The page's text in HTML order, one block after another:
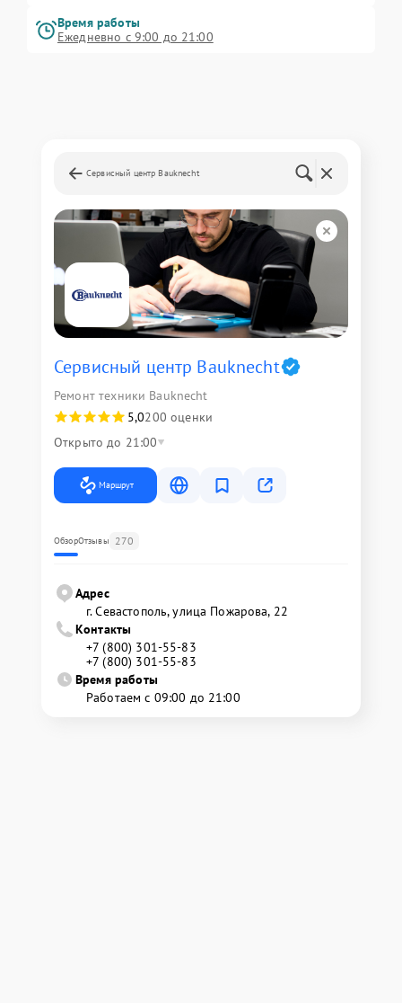
Время работы
Ежедневно с 9:00 до 21:00
Сервисный центр Bauknecht
Сервисный центр Bauknecht
Ремонт техники Bauknecht
5,0200 оценки
Открыто до 21:00
Маршрут
ОбзорОтзывы 270
Адрес
г. Севастополь, улица Пожарова, 22
Контакты
+7 (800) 301-55-83
+7 (800) 301-55-83
Время работы
Работаем с 09:00 до 21:00